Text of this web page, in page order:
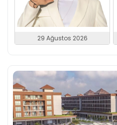
29 Ağustos 2026